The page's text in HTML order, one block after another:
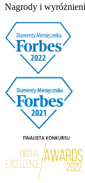
Nagrody i